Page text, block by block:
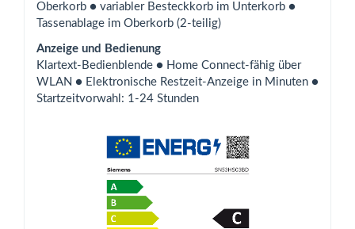
Oberkorb ● variabler Besteckkorb im Unterkorb ●
Tassenablage im Oberkorb (2-teilig)
Anzeige und Bedienung
Klartext-Bedienblende ● Home Connect-fähig über
WLAN ● Elektronische Restzeit-Anzeige in Minuten ●
Startzeitvorwahl: 1-24 Stunden